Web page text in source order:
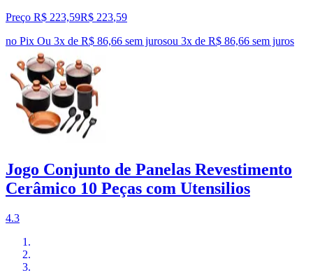
Preço R$ 223,59R$ 223,59
no Pix Ou 3x de R$ 86,66 sem jurosou 3x de R$ 86,66 sem juros
Jogo Conjunto de Panelas Revestimento
Cerâmico 10 Peças com Utensilios
4.3